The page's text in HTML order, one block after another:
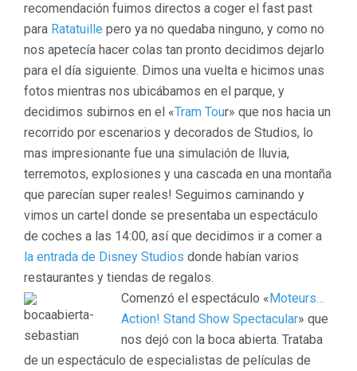
recomendación fuimos directos a coger el fast past
para Ratatuille pero ya no quedaba ninguno, y como no
nos apetecía hacer colas tan pronto decidimos dejarlo
para el día siguiente. Dimos una vuelta e hicimos unas
fotos mientras nos ubicábamos en el parque, y
decidimos subirnos en el «Tram Tour» que nos hacia un
recorrido por escenarios y decorados de Studios, lo
mas impresionante fue una simulación de lluvia,
terremotos, explosiones y una cascada en una montaña
que parecían super reales! Seguimos caminando y
vimos un cartel donde se presentaba un espectáculo
de coches a las 14:00, así que decidimos ir a comer a
la entrada de Disney Studios donde habían varios
restaurantes y tiendas de regalos.
Comenzó el espectáculo « Moteurs…
Action! Stand Show Spectacular» que
nos dejó con la boca abierta. Trataba
de un espectáculo de especialistas de películas de